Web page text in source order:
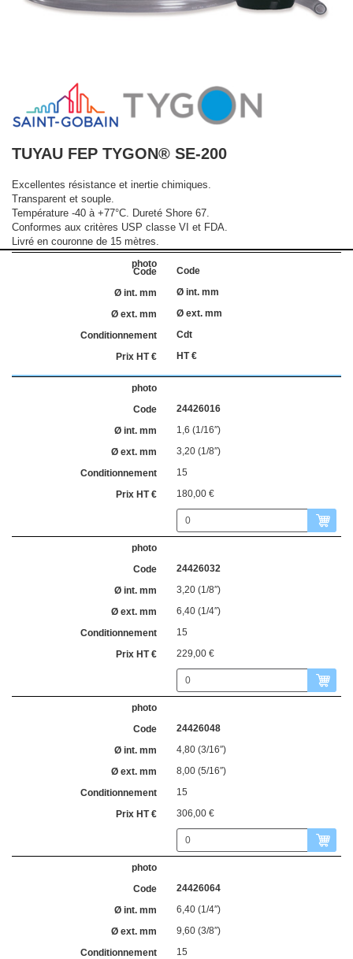
TUYAU FEP TYGON® SE-200
Excellentes résistance et inertie chimiques.
Transparent et souple.
Température -40 à +77°C. Dureté Shore 67.
Conformes aux critères USP classe VI et FDA.
Livré en couronne de 15 mètres.
Code
Ø int. mm
Ø ext. mm
Cdt
HT €
24426016
1,6 (1/16″)
3,20 (1/8″)
15
180,00 €
24426032
3,20 (1/8″)
6,40 (1/4″)
15
229,00 €
24426048
4,80 (3/16″)
8,00 (5/16″)
15
306,00 €
24426064
6,40 (1/4″)
9,60 (3/8″)
15